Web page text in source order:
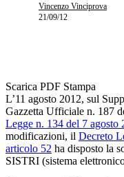
Vincenzo Vinciprova
21/09/12
Scarica PDF Stampa
L’11 agosto 2012, sul
Gazzetta Ufficiale n. 187
Legge n. 134 del 7 agosto
modificazioni, il Decreto
articolo 52 ha disposto la
SISTRI (sistema